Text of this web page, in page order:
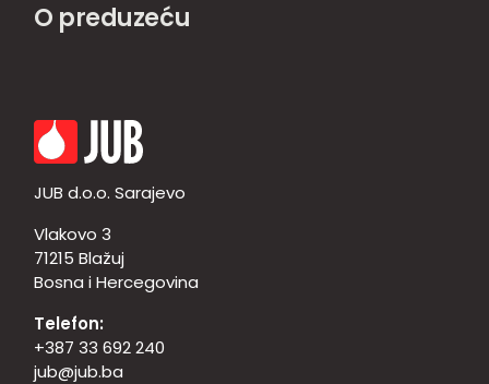
O preduzeću
JUB d.o.o. Sarajevo
Vlakovo 3
71215 Blažuj
Bosna i Hercegovina
Telefon:
+387 33 692 240
jub@jub.ba